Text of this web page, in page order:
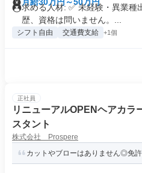
求める人材: ✅ 未経験・異業種
歴、資格は問いません。...
シフト自由 交通費支給 +1個
正社員
リニューアルOPENヘアカラ
スタント
株式会社 Prospere
カットやブローはありません◎免